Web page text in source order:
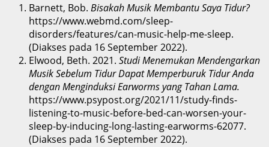
Barnett, Bob. Bisakah Musik Membantu Saya Tidur?
https://www.webmd.com/sleep-
disorders/features/can-music-help-me-sleep.
(Diakses pada 16 September 2022).
Elwood, Beth. 2021. Studi Menemukan Mendengarkan
Musik Sebelum Tidur Dapat Memperburuk Tidur Anda
dengan Menginduksi Earworms yang Tahan Lama.
https://www.psypost.org/2021/11/study-finds-
listening-to-music-before-bed-can-worsen-your-
sleep-by-inducing-long-lasting-earworms-62077.
(Diakses pada 16 September 2022).